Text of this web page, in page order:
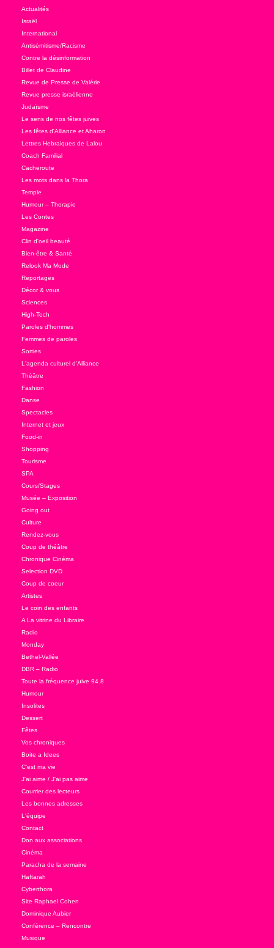
Actualités
Israël
International
Antisémitisme/Racisme
Contre la désinformation
Billet de Claudine
Revue de Presse de Valérie
Revue presse israélienne
Judaïsme
Le sens de nos fêtes juives
Les fêtes d'Alliance et Aharon
Lettres Hebraiques de Lalou
Coach Familial
Cacheroute
Les mots dans la Thora
Temple
Humour – Thorapie
Les Contes
Magazine
Clin d'oeil beauté
Bien-être & Santé
Relook Ma Mode
Reportages
Décor & vous
Sciences
High-Tech
Paroles d'hommes
Femmes de paroles
Sorties
L'agenda culturel d'Alliance
Théâtre
Fashion
Danse
Spectacles
Internet et jeux
Food-in
Shopping
Tourisme
SPA
Cours/Stages
Musée – Exposition
Going out
Culture
Rendez-vous
Coup de théâtre
Chronique Cinéma
Selection DVD
Coup de coeur
Artistes
Le coin des enfants
A La vitrine du Libraire
Radio
Monday
Bethel-Vallée
DBR – Radio
Toute la fréquence juive 94.8
Humour
Insolites
Dessert
Fêtes
Vos chroniques
Boite a Idees
C'est ma vie
J'ai aime / J'ai pas aime
Courrier des lecteurs
Les bonnes adresses
L'équipe
Contact
Don aux associations
Cinéma
Paracha de la semaine
Haftarah
Cyberthora
Site Raphael Cohen
Dominique Aubier
Conférence – Rencontre
Musique